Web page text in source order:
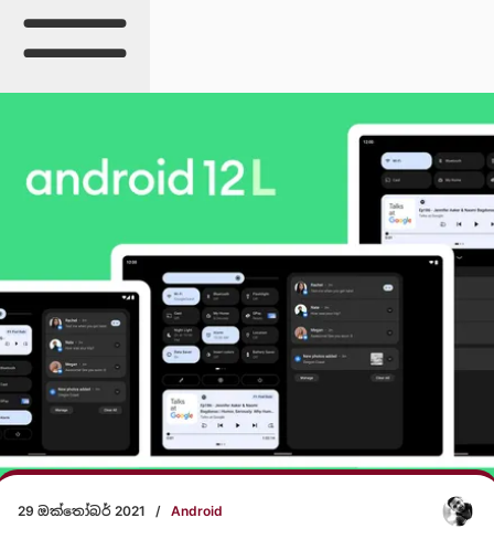
29 ඔක්තෝබර් 2021 / Android